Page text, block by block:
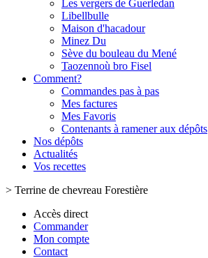
Les vergers de Guerledan
Libellbulle
Maison d'hacadour
Minez Du
Sève du bouleau du Mené
Taozennoù bro Fisel
Comment?
Commandes pas à pas
Mes factures
Mes Favoris
Contenants à ramener aux dépôts
Nos dépôts
Actualités
Vos recettes
> Terrine de chevreau Forestière
Accès direct
Commander
Mon compte
Contact